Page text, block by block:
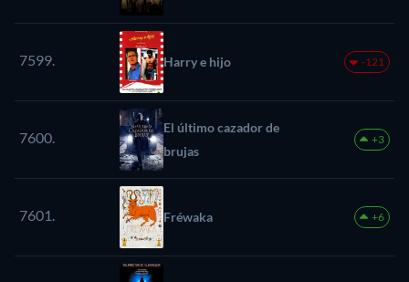
7599. Harry e hijo -121
7600.
El último cazador de
brujas
+3
7601. Fréwaka +6